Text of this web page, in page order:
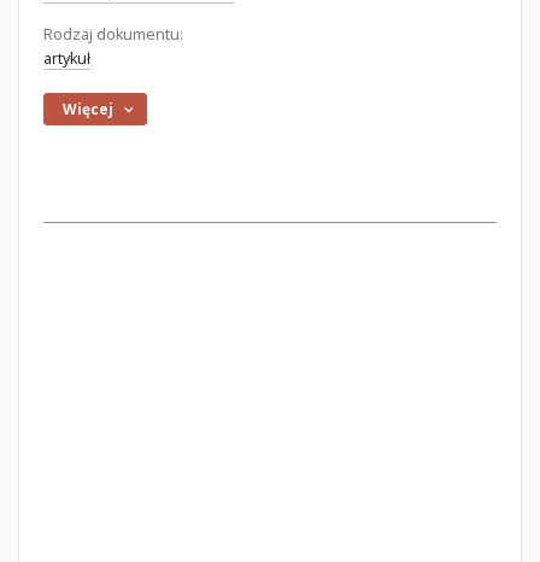
Rodzaj dokumentu:
artykuł
Więcej